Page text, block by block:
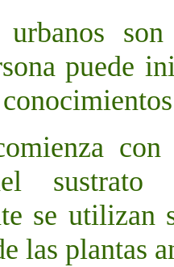
puede
sustrato
se
las plantas